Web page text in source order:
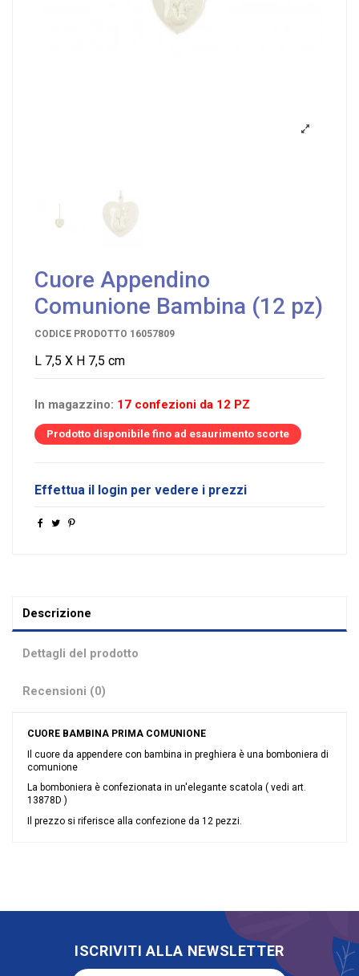
Cuore Appendino
Comunione Bambina (12 pz)
CODICE PRODOTTO 16057809
L 7,5 X H 7,5 cm
In magazzino: 17 confezioni da 12 PZ
Prodotto disponibile fino ad esaurimento scorte
Effettua il login per vedere i prezzi
Descrizione
Dettagli del prodotto
Recensioni (0)
CUORE BAMBINA PRIMA COMUNIONE
Il cuore da appendere con bambina in preghiera è una bomboniera di
comunione
La bomboniera è confezionata in un'elegante scatola ( vedi art.
13878D )
Il prezzo si riferisce alla confezione da 12 pezzi.
Tipologia Appendino
ISCRIVITI ALLA NEWSLETTER